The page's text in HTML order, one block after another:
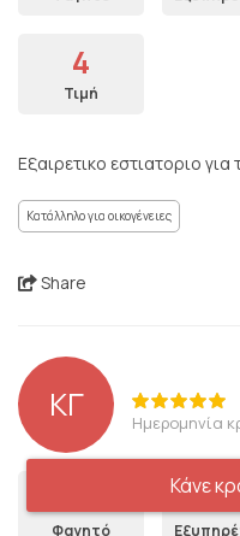
4
Τιμή
Εξαιρετικο εστιατοριο
Κατάλληλο για οικογένειες
Share
ΚΓ Ημερομηνία
Φαγητό
5
Κάνε